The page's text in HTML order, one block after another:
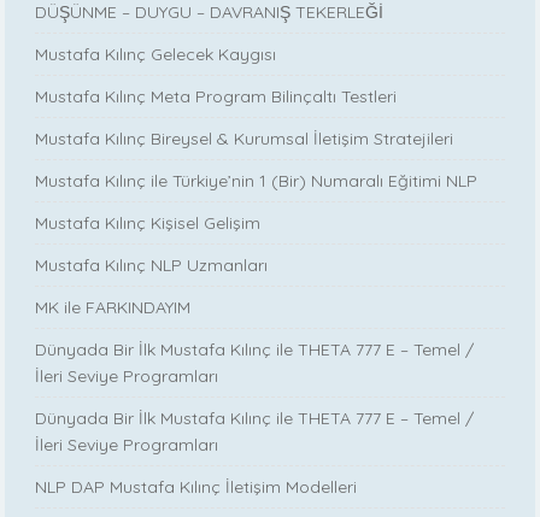
DÜŞÜNME – DUYGU – DAVRANIŞ TEKERLEĞİ
Mustafa Kılınç Gelecek Kaygısı
Mustafa Kılınç Meta Program Bilinçaltı Testleri
Mustafa Kılınç Bireysel & Kurumsal İletişim Stratejileri
Mustafa Kılınç ile Türkiye’nin 1 (Bir) Numaralı Eğitimi NLP
Mustafa Kılınç Kişisel Gelişim
Mustafa Kılınç NLP Uzmanları
MK ile FARKINDAYIM
Dünyada Bir İlk Mustafa Kılınç ile THETA 777 E – Temel /
İleri Seviye Programları
Dünyada Bir İlk Mustafa Kılınç ile THETA 777 E – Temel /
İleri Seviye Programları
NLP DAP Mustafa Kılınç İletişim Modelleri